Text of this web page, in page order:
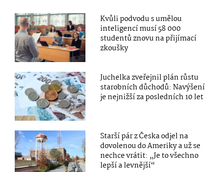
Kvůli podvodu s umělou
inteligencí musí 58 000
studentů znovu na přijímací
zkoušky
Juchelka zveřejnil plán růstu
starobních důchodů: Navýšení
je nejnižší za posledních 10 let
Starší pár z Česka odjel na
dovolenou do Ameriky a už se
nechce vrátit: „Je to všechno
lepší a levnější“